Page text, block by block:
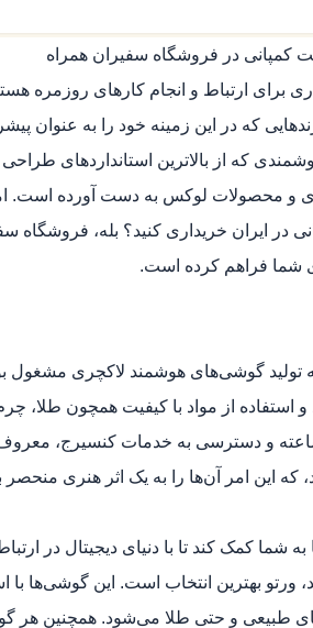
کمپانی در فروشگاه سفیران همراه
برای ارتباط و انجام کارهای روزمره
که در این زمینه خود را به عنوان
که از بالاترین استانداردهای
و محصولات لوکس به دست آورده است.
در ایران خریداری کنید؟ بله، فروشگاه
شما فراهم کرده است.
به عنوان برندی انگلیسی، از سال ۱۹۹۸ به تولید گوشی‌های
استفاده از مواد با کیفیت همچون طلا،
ارائه خدمات ویژه‌ای مانند پشتیبانی ۲۴ ساعته و دسترسی به
این امر آن‌ها را به یک اثر هنری منحصر
شما کمک کند تا با دنیای دیجیتال در
بهترین انتخاب است. این گوشی‌ها با
طبیعی و حتی طلا می‌شود. همچنین هر